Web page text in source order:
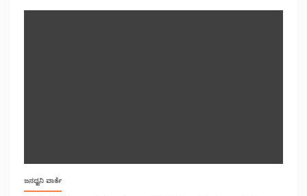
ಜನಧ್ವನಿ ವಾರ್ತೆ